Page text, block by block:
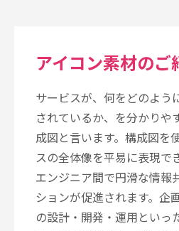
アイコン素材のご
サービスが、何をどのよう
されているか、を分かりや
成図と言います。構成図を
スの全体像を平易に表現で
エンジニア間で円滑な情報
ションが促進されます。企
の設計・開発・運用といっ